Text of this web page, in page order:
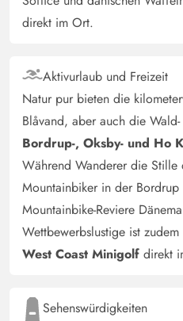
zum erholen.
Deutschland
Insgesamt ein sehr großes
und guter Lage. Kann man
Die Duschen wurden gerade
"schlagenden" Heizkörper
Response from Esmark:
Die schlagende Heizkörper
indem der gesamte Boden
können wir das leider nur
direkt im Ort.
Aktivurlaub und Freizeit
Natur pur bieten die
Blåvand, aber auch die
Bordrup-, Oksby- und Ho
Während Wanderer die
Mountainbiker in der
Mountainbike-Reviere
Wettbewerbslustige ist
West Coast Minigolf direkt
Sehenswürdigkeiten